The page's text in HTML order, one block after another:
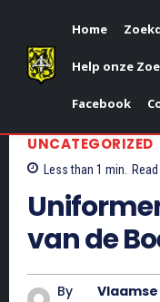
Home
Help onze
Facebook
UNCATEGORIZED
Less than 1 min. Read
van de
By